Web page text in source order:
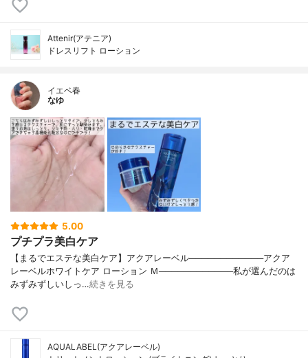
Attenir(アテニア)
ドレスリフト ローション
イエベ春
なゆ
5.00
プチプラ美白ケア
【まるでエステな美白ケア】アクアレーベル────────────アクア
レーベルホワイトケア ローション Ｍ────────────私が選んだのは
みずみずしいしっ…続きを見る
AQUALABEL(アクアレーベル)